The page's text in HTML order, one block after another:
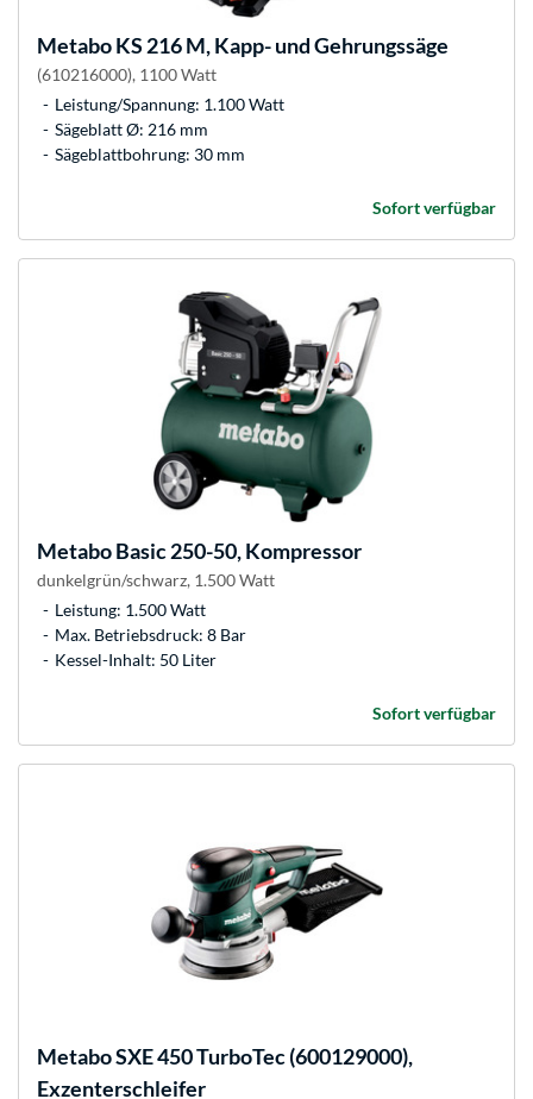
MetaboKS 216 M, Kapp- und Gehrungssäge
(610216000), 1100 Watt
Leistung/Spannung: 1.100 Watt
Sägeblatt Ø: 216 mm
Sägeblattbohrung: 30 mm
Sofort verfügbar
MetaboBasic 250-50, Kompressor
dunkelgrün/schwarz, 1.500 Watt
Leistung: 1.500 Watt
Max. Betriebsdruck: 8 Bar
Kessel-Inhalt: 50 Liter
Sofort verfügbar
MetaboSXE 450 TurboTec (600129000),
Exzenterschleifer